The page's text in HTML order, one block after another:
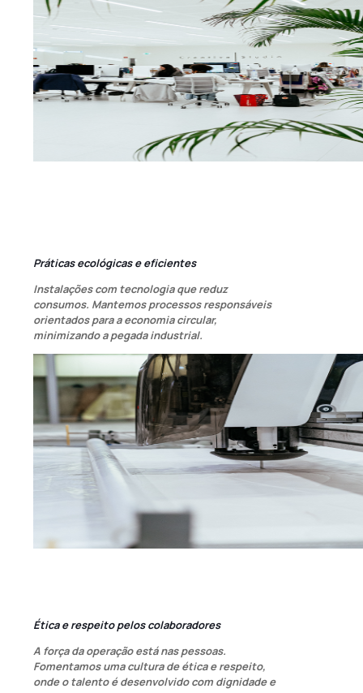
Práticas ecológicas e eficientes
Instalações com tecnologia que reduz
consumos. Mantemos processos responsáveis
orientados para a economia circular,
minimizando a pegada industrial.
Ética e respeito pelos colaboradores
A força da operação está nas pessoas.
Fomentamos uma cultura de ética e respeito,
onde o talento é desenvolvido com dignidade e